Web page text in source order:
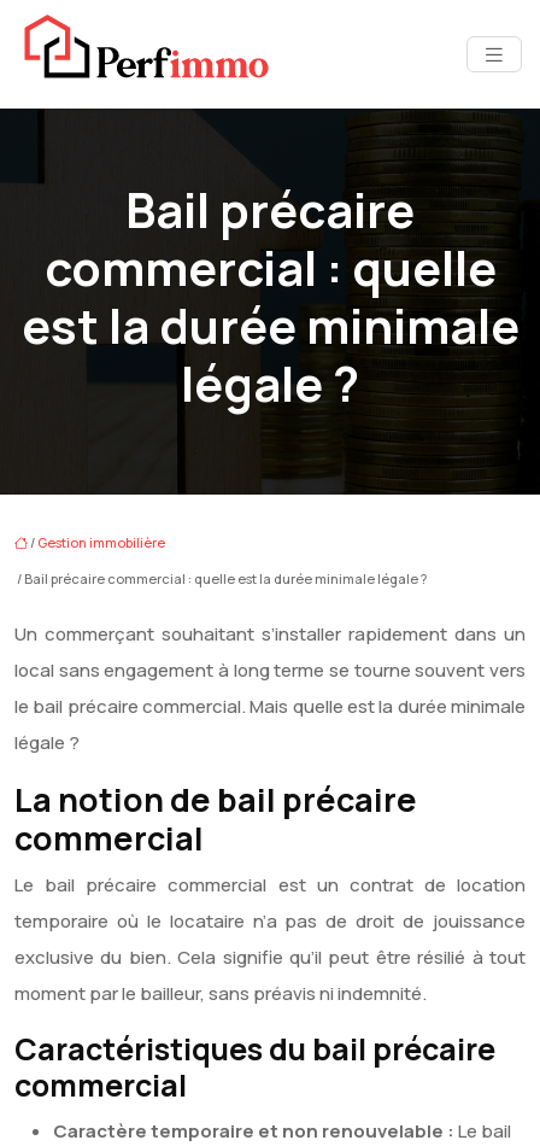
Bail précaire
commercial : quelle
est la durée minimale
légale ?
/ Gestion immobilière
/ Bail précaire commercial : quelle est la durée minimale légale ?
Un commerçant souhaitant s’installer rapidement dans un
local sans engagement à long terme se tourne souvent vers
le bail précaire commercial. Mais quelle est la durée minimale
légale ?
La notion de bail précaire
commercial
Le bail précaire commercial est un contrat de location
temporaire où le locataire n’a pas de droit de jouissance
exclusive du bien. Cela signifie qu’il peut être résilié à tout
moment par le bailleur, sans préavis ni indemnité.
Caractéristiques du bail précaire
commercial
Caractère temporaire et non renouvelable : Le bail